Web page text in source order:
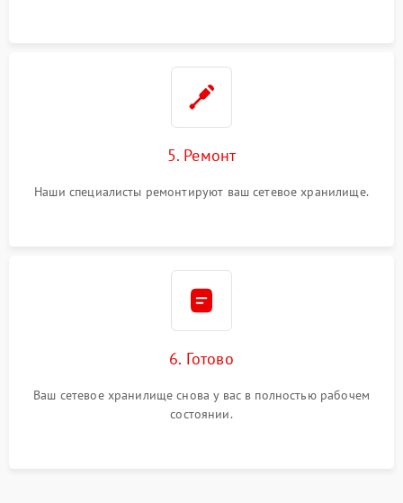
5. Ремонт
Наши специалисты ремонтируют ваш сетевое хранилище.
6. Готово
Ваш сетевое хранилище снова у вас в полностью рабочем
состоянии.